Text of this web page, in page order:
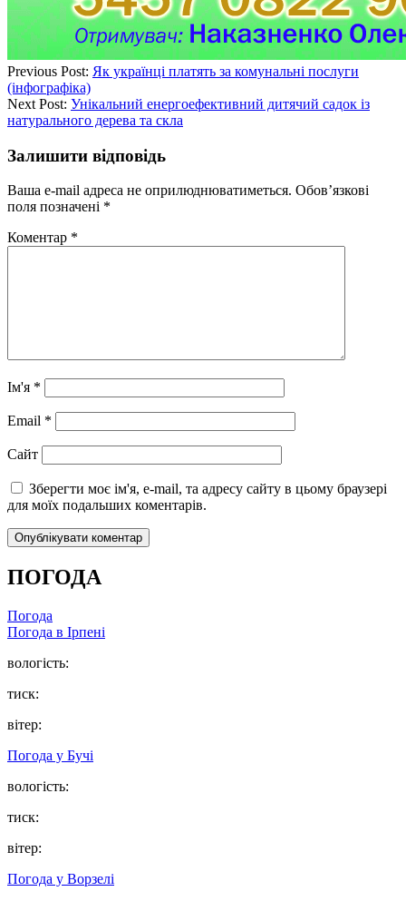
Previous Post: Як українці платять за комунальні послуги
(інфографіка)
Next Post: Унікальний енергоефективний дитячий садок із
натурального дерева та скла
Залишити відповідь
Ваша e-mail адреса не оприлюднюватиметься. Обов’язкові
поля позначені *
Коментар *
Ім'я *
Email *
Сайт
Зберегти моє ім'я, e-mail, та адресу сайту в цьому браузері
для моїх подальших коментарів.
ПОГОДА
Погода
Погода в Ірпені
вологість:
тиск:
вітер:
Погода у Бучі
вологість:
тиск:
вітер:
Погода у Ворзелі